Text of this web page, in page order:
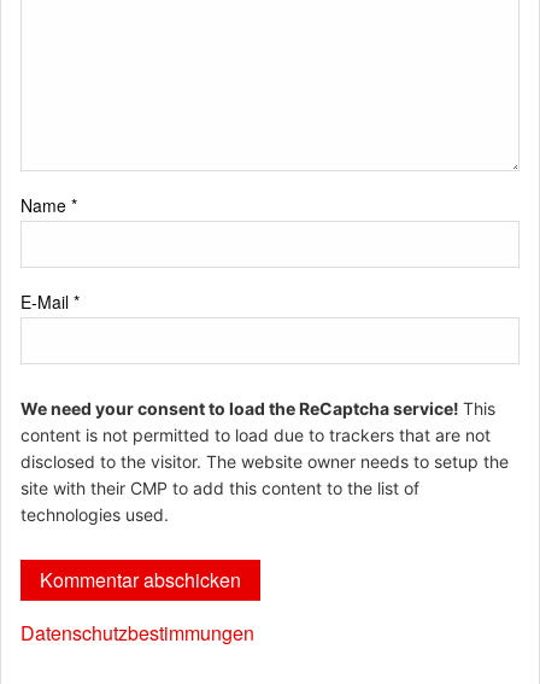
Name *
E-Mail *
We need your consent to load the ReCaptcha service! This
content is not permitted to load due to trackers that are not
disclosed to the visitor. The website owner needs to setup the
site with their CMP to add this content to the list of
technologies used.
Datenschutzbestimmungen